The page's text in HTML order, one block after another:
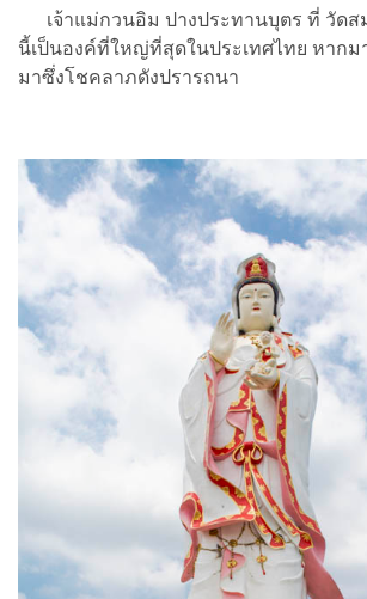
เจ้าแม่กวนอิม ปางประทานบุตร ที่ วัดส
นี้เป็นองค์ที่ใหญ่ที่สุดในประเทศไทย หากม
มาซึ่งโชคลาภดังปรารถนา